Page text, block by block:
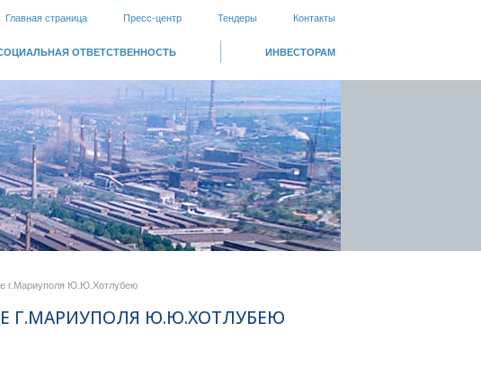
Главная страница Пресс-центр Тендеры Контакты
ОТВЕТСТВЕННОСТЬ ИНВЕСТОРАМ
г.Мариуполя Ю.Ю.Хотлубею
Г.МАРИУПОЛЯ Ю.Ю.ХОТЛУБЕЮ